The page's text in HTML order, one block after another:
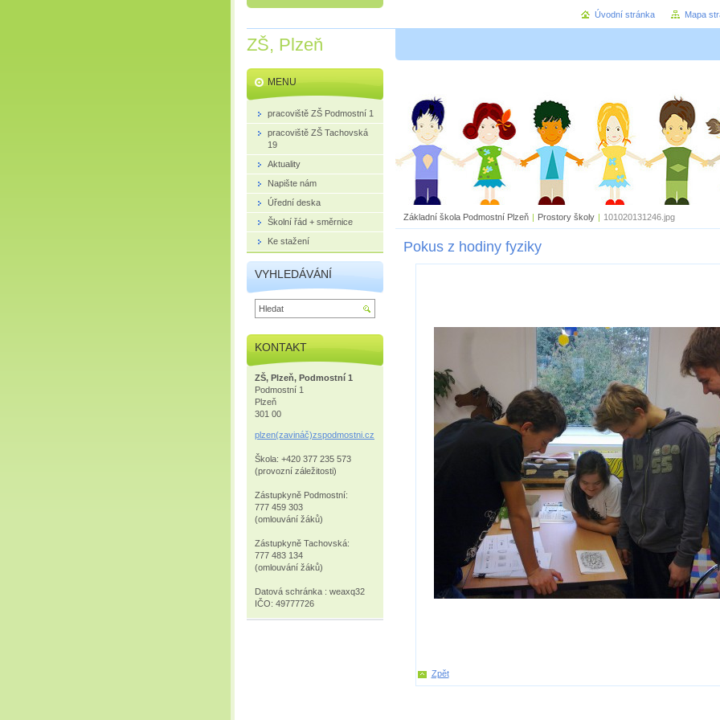
ZŠ, Plzeň
Základní škola Podmostní Plzeň | Prostory školy | 101020131246.jpg
Pokus z hodiny fyziky
Zpět
MENU
pracoviště ZŠ Podmostní 1
pracoviště ZŠ Tachovská
19
Aktuality
Napište nám
Úřední deska
Školní řád + směrnice
Ke stažení
VYHLEDÁVÁNÍ
KONTAKT
ZŠ, Plzeň, Podmostní 1
Podmostní 1
Plzeň
301 00
plzen(zavináč)zspodmostni.cz
Škola: +420 377 235 573
(provozní záležitosti)
Zástupkyně Podmostní:
777 459 303
(omlouvání žáků)
Zástupkyně Tachovská:
777 483 134
(omlouvání žáků)
Datová schránka : weaxq32
IČO: 49777726
Úvodní stránka Mapa